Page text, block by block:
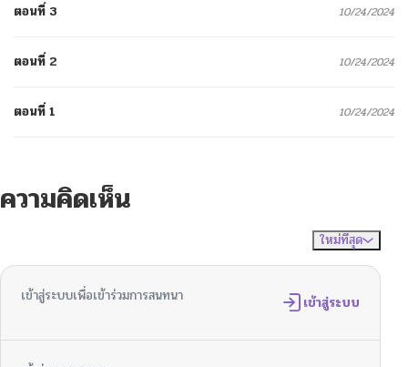
ตอนที่ 3 10/24/2024
ตอนที่ 2 10/24/2024
ตอนที่ 1 10/24/2024
ความคิดเห็น
ใหม่ที่สุด
เข้าสู่ระบบเพื่อเข้าร่วมการสนทนา เข้าสู่ระบบ